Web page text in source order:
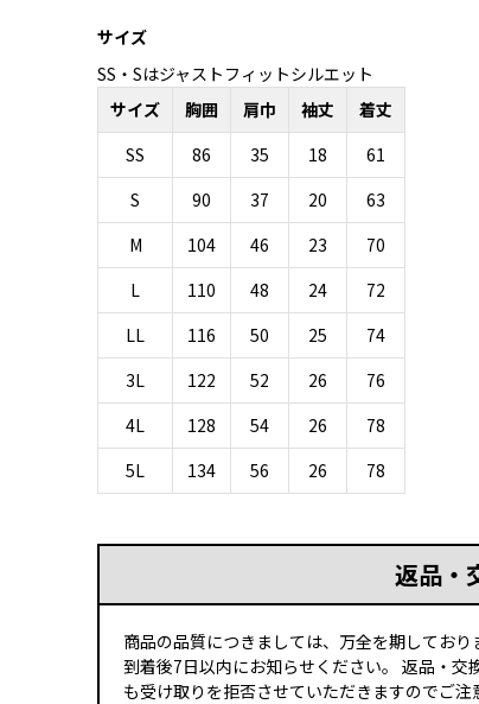
サイズ
SS・Sはジャストフィットシルエット
サイズ
胸囲 肩巾 袖丈
着丈
SS
86 35 18
61
S
90 37 20
63
M
104 46 23
70
L
110 48 24
72
LL
116 50 25
74
3L
122 52 26
76
4L
128 54 26
78
5L
134 56 26 78
返品・
商品の品質につきましては、万全を期してお
到着後7日以内にお知らせください。 返品・
も受け取りを拒否させていただきますのでご